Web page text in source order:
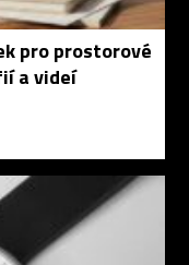
pro prostorové
a videí